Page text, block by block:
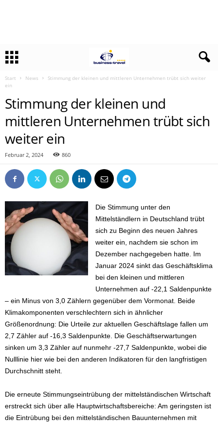
Start News
Stimmung der kleinen und mittleren Unternehmen trübt sich weiter
ein
Stimmung der kleinen und
mittleren Unternehmen trübt sich
weiter ein
Februar 2, 2024 860
Die Stimmung unter den
Mittelständlern in Deutschland trübt
sich zu Beginn des neuen Jahres
weiter ein, nachdem sie schon im
Dezember nachgegeben hatte. Im
Januar 2024 sinkt das Geschäftsklima
bei den kleinen und mittleren
Unternehmen auf -22,1 Saldenpunkte
– ein Minus von 3,0 Zählern gegenüber dem Vormonat. Beide
Klimakomponenten verschlechtern sich in ähnlicher
Größenordnung: Die Urteile zur aktuellen Geschäftslage fallen um
2,7 Zähler auf -16,3 Saldenpunkte. Die Geschäftserwartungen
sinken um 3,3 Zähler auf nunmehr -27,7 Saldenpunkte, wobei die
Nulllinie hier wie bei den anderen Indikatoren für den langfristigen
Durchschnitt steht.
Die erneute Stimmungseintrübung der mittelständischen Wirtschaft
erstreckt sich über alle Hauptwirtschaftsbereiche: Am geringsten ist
die Eintrübung bei den mittelständischen Bauunternehmen mit